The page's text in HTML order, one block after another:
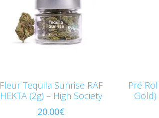
Fleur Tequila Sunrise RAF
HEKTA (2g) – High Society
20.00€
Pré
Gold)